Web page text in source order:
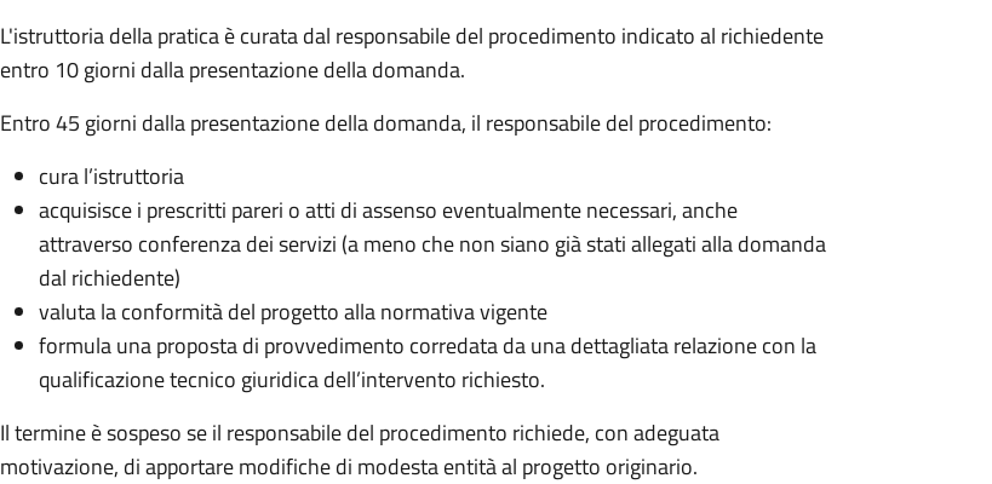
L'istruttoria della pratica è curata dal responsabile del procedimento indicato al richiedente
entro 10 giorni dalla presentazione della domanda.
Entro 45 giorni dalla presentazione della domanda, il responsabile del procedimento:
cura l’istruttoria
acquisisce i prescritti pareri o atti di assenso eventualmente necessari, anche
attraverso conferenza dei servizi (a meno che non siano già stati allegati alla domanda
dal richiedente)
valuta la conformità del progetto alla normativa vigente
formula una proposta di provvedimento corredata da una dettagliata relazione con la
qualificazione tecnico giuridica dell’intervento richiesto.
Il termine è sospeso se il responsabile del procedimento richiede, con adeguata
motivazione, di apportare modifiche di modesta entità al progetto originario.